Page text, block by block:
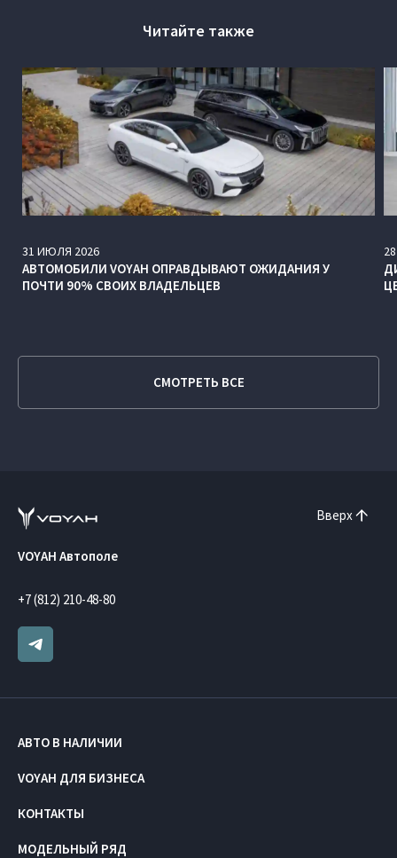
Читайте также
31 ИЮЛЯ 2026
АВТОМОБИЛИ VOYAH ОПРАВДЫВАЮТ ОЖИДАНИЯ У
ПОЧТИ 90% СВОИХ ВЛАДЕЛЬЦЕВ
28
СМОТРЕТЬ ВСЕ
Вверх
VOYAH Автополе
+7 (812) 210-48-80
АВТО В НАЛИЧИИ
VOYAH ДЛЯ БИЗНЕСА
КОНТАКТЫ
МОДЕЛЬНЫЙ РЯД